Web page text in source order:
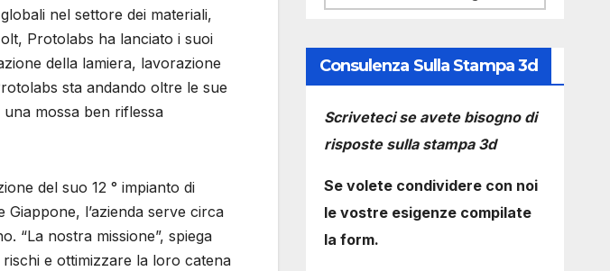
nel settore dei materiali,
Protolabs ha lanciato i suoi
della lamiera, lavorazione
sta andando oltre le sue
mossa ben riflessa
del suo 12 ° impianto di
l’azienda serve circa
“La nostra missione”, spiega
e ottimizzare la loro catena
Consulenza Sulla Stampa 3d
Scriveteci se avete bisogno di
risposte sulla stampa 3d
Se volete condividere con noi
le vostre esigenze compilate
la form.